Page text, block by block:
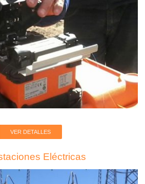
VER DETALLES
Eléctricas